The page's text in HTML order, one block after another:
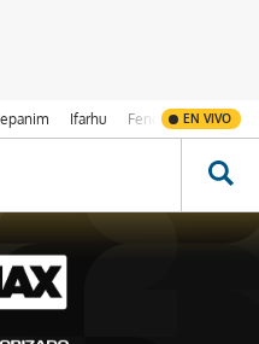
Ifarhu Fenómeno de El
EN VIVO